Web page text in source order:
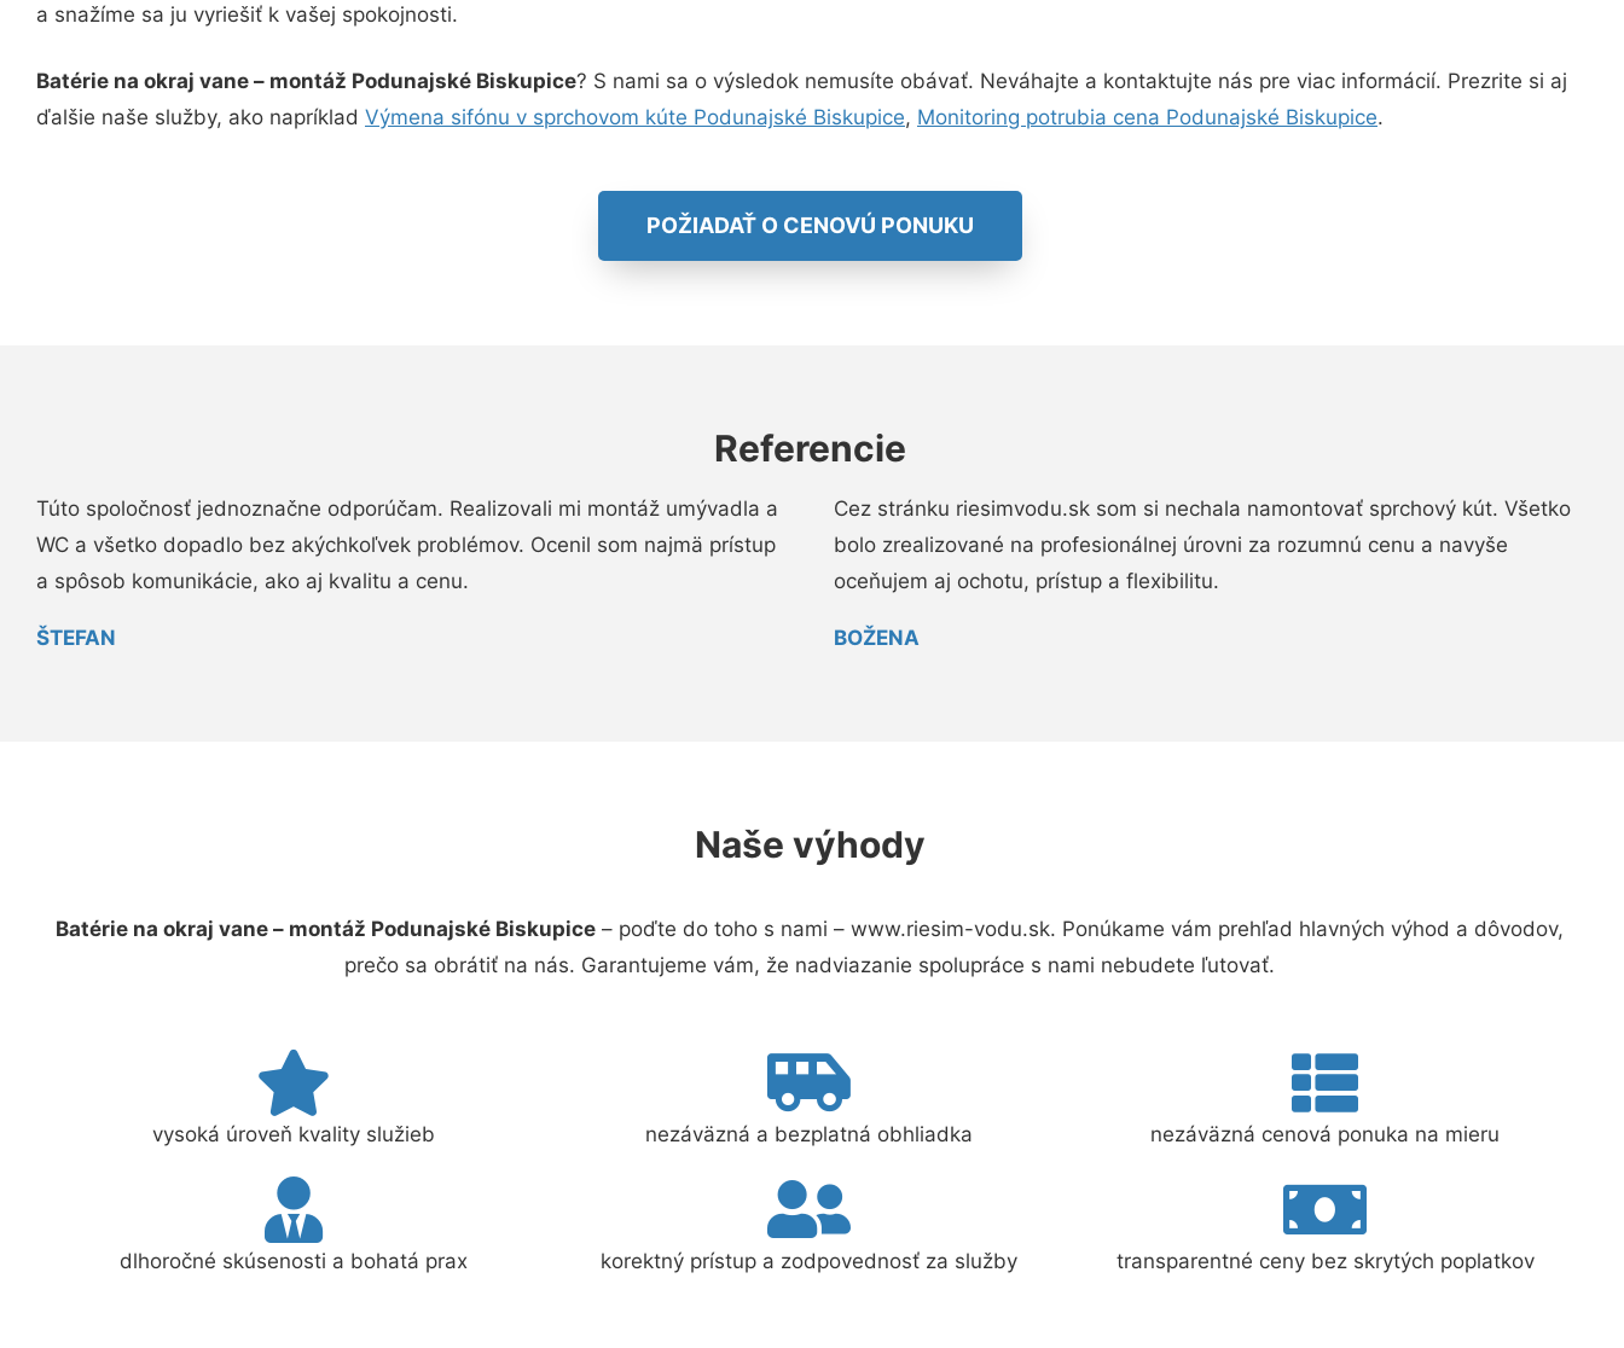
a snažíme sa ju vyriešiť k vašej spokojnosti.
Batérie na okraj vane – montáž Podunajské Biskupice? S nami sa o výsledok nemusíte obávať. Neváhajte a kontaktujte nás pre viac informácií. Prezrite si aj
ďalšie naše služby, ako napríklad Výmena sifónu v sprchovom kúte Podunajské Biskupice, Monitoring potrubia cena Podunajské Biskupice.
POŽIADAŤ O CENOVÚ PONUKU
Referencie
Túto spoločnosť jednoznačne odporúčam. Realizovali mi montáž umývadla a
WC a všetko dopadlo bez akýchkoľvek problémov. Ocenil som najmä prístup
a spôsob komunikácie, ako aj kvalitu a cenu.
ŠTEFAN
Cez stránku riesimvodu.sk som si nechala namontovať sprchový kút. Všetko
bolo zrealizované na profesionálnej úrovni za rozumnú cenu a navyše
oceňujem aj ochotu, prístup a flexibilitu.
BOŽENA
Naše výhody
Batérie na okraj vane – montáž Podunajské Biskupice – poďte do toho s nami – www.riesim-vodu.sk. Ponúkame vám prehľad hlavných výhod a dôvodov,
prečo sa obrátiť na nás. Garantujeme vám, že nadviazanie spolupráce s nami nebudete ľutovať.
vysoká úroveň kvality služieb nezáväzná a bezplatná obhliadka nezáväzná cenová ponuka na mieru
dlhoročné skúsenosti a bohatá prax korektný prístup a zodpovednosť za služby transparentné ceny bez skrytých poplatkov